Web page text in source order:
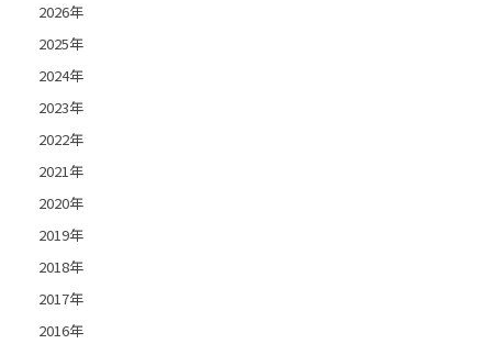
2026年
2025年
2024年
2023年
2022年
2021年
2020年
2019年
2018年
2017年
2016年